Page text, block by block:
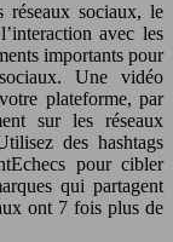
réseaux sociaux, le
avec les
importants pour
Une vidéo
plateforme, par
sur les réseaux
des hashtags
pour cibler
qui partagent
ont 7 fois plus de